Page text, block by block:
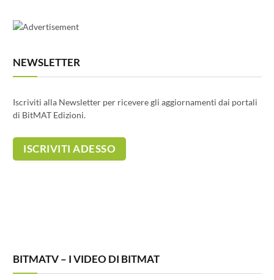
NEWSLETTER
Iscriviti alla Newsletter per ricevere gli aggiornamenti dai portali
di BitMAT Edizioni.
BITMATV – I VIDEO DI BITMAT